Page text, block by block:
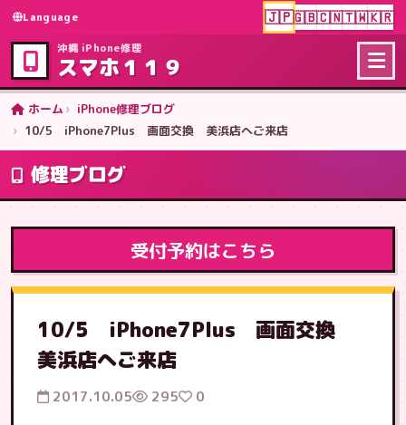
Language 🇯🇵🇬🇧🇨🇳🇹🇼🇰🇷
沖縄 iPhone修理
スマホ１１９
ホーム
iPhone修理ブログ
10/5 iPhone7Plus 画面交換 美浜店へご来店
修理ブログ
受付予約はこちら
10/5 iPhone7Plus 画面交換
美浜店へご来店
2017.10.05 295 0